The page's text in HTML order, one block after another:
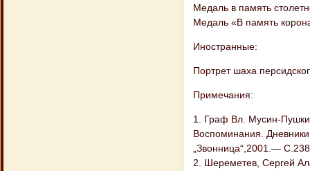
Медаль в память
Медаль «В память
Иностранные:
Портрет шаха
Примечания:
1. Граф Вл. Мусин-
Воспоминания.
„Звонница“,2001.—
2. Шереметев, Сергей